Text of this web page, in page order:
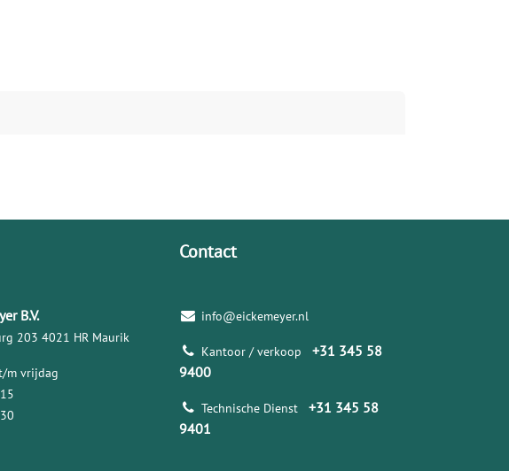
B.V.
203 4021 HR Maurik
m vrijdag
Contact
info@eickemeyer.nl
Kantoor / verkoop +31 345 58
9400
Technische Dienst +31 345 58
9401